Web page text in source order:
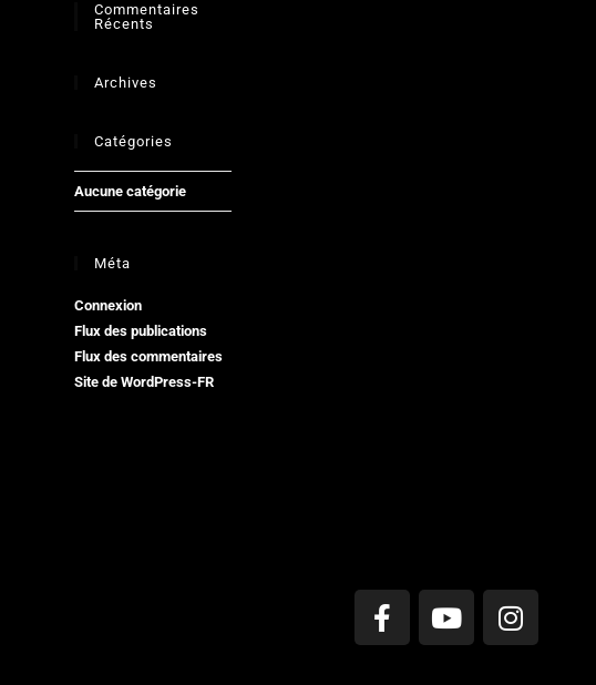
Commentaires
Récents
Archives
Catégories
Aucune catégorie
Méta
Connexion
Flux des publications
Flux des commentaires
Site de WordPress-FR